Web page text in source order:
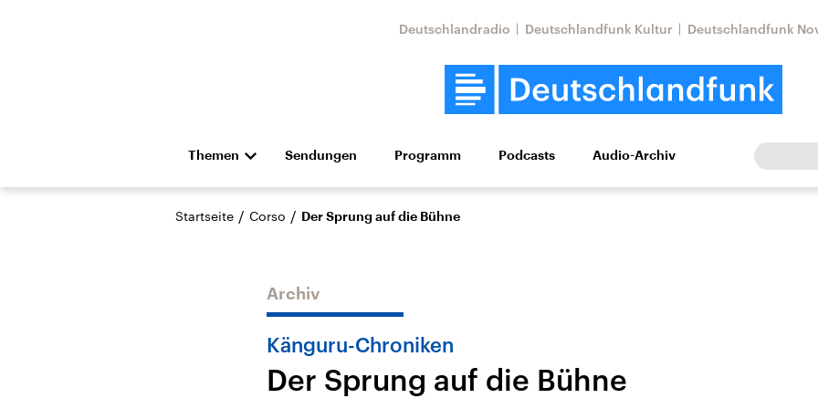
Deutschlandradio Deutschlandfunk Kultur Deutschlandfunk
Themen
Die Nachrichten Politik Wirtschaft Wissen Kultur Europa
Hörspiel und Feature Musik
Landtagswahl Sachsen-
USA
Aktuelle Beiträge,
Nahostkonflikt
Sendungen Programm Podcasts Audio-Archiv
Startseite / Corso / Der Sprung auf die Bühne
Archiv
Känguru-Chroniken
Der Sprung auf die Bühne